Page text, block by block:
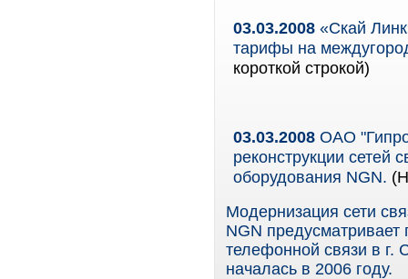
03.03.2008 «Скай
тарифы на
короткой строкой)
03.03.2008 ОАО
реконструкции сетей
оборудования NGN.
Модернизация сети
NGN
телефонной связи в г.
началась в 2006 году.